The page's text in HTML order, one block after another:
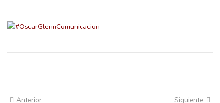
Anterior Siguiente